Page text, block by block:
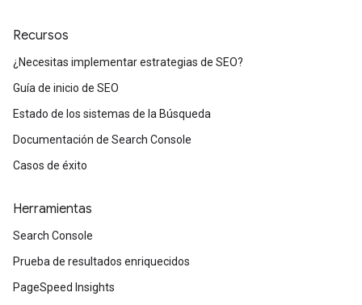
Recursos
¿Necesitas implementar estrategias de SEO?
Guía de inicio de SEO
Estado de los sistemas de la Búsqueda
Documentación de Search Console
Casos de éxito
Herramientas
Search Console
Prueba de resultados enriquecidos
PageSpeed Insights